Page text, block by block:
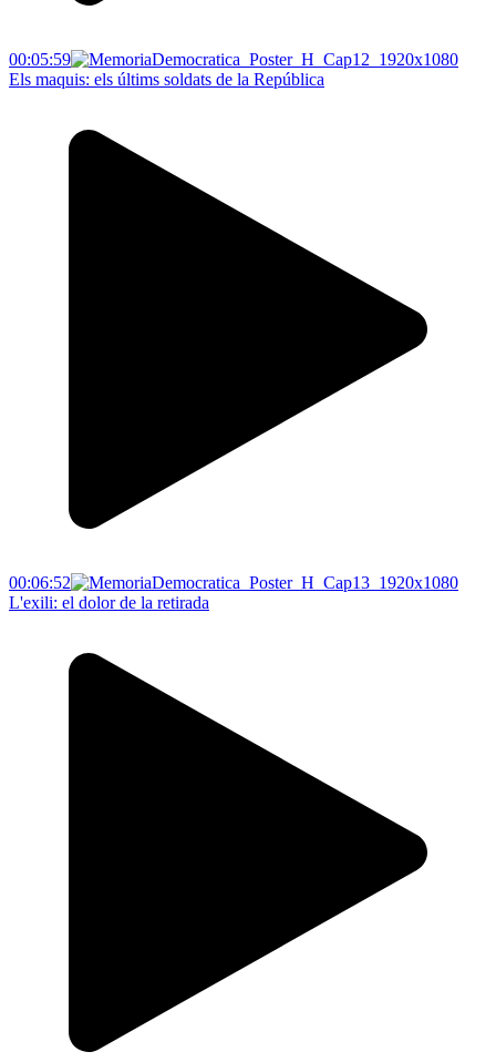
00:05:59
Els maquis: els últims soldats de la República
00:06:52
L'exili: el dolor de la retirada